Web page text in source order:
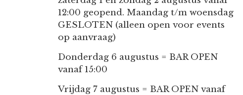
12:00 geopend. Maandag t/m woensdag
GESLOTEN (alleen open voor events
op aanvraag)
Donderdag 6 augustus = BAR OPEN
vanaf 15:00
Vrijdag 7 augustus = BAR OPEN vanaf